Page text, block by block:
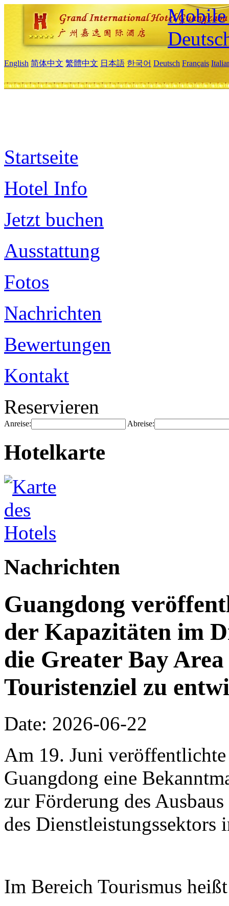
Mobile
English 简体中文 繁體中文 日本語 한국어 Deutsch Français
Startseite
Hotel Info
Jetzt buchen
Ausstattung
Fotos
Nachrichten
Bewertungen
Kontakt
Reservieren
Anreise: Abreise:
Hotelkarte
Nachrichten
Guangdong
der Kapazitäten im
die Greater Bay
Touristenziel zu
Date: 2026-06-22
Am 19. Juni
Guangdong eine
zur Förderung des
des Dienstleistungssektors
Im Bereich Tourismus